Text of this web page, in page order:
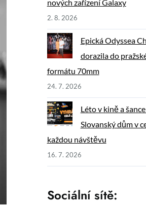
nových zařízení Galaxy
2. 8. 2026
Epická Odyssea
dorazila do
formátu 70mm
24. 7. 2026
Léto v kině a
Slovanský dům v
každou návštěvu
16. 7. 2026
Sociální sítě: